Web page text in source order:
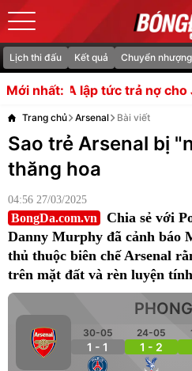
Lịch thi đấu Kết quả Chuyển nhượng
Mới nhất:
trả nợ cho Jordan sau khi bị
Trang chủ Arsenal Bài viết
Sao trẻ Arsenal bị
thăng hoa
04:56 27/03/2025
BongDa.com.vn
Chia sẻ với
Danny Murphy đã cảnh báo
thủ thuộc biên chế Arsenal
trên mặt đất và rèn luyện
30-05
1 - 1
24-05
1 - 2